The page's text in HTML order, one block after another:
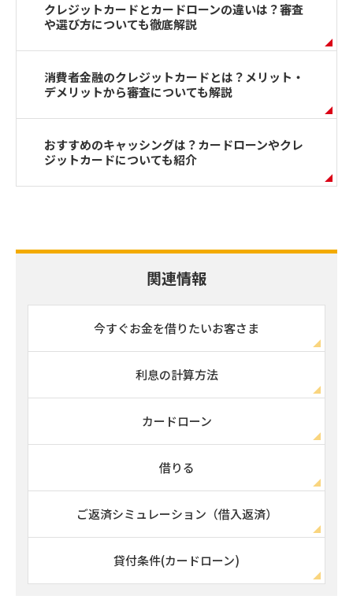
クレジットカードとカードローンの違いは？審査
や選び方についても徹底解説
消費者金融のクレジットカードとは？メリット・
デメリットから審査についても解説
おすすめのキャッシングは？カードローンやクレ
ジットカードについても紹介
関連情報
今すぐお金を借りたいお客さま
利息の計算方法
カードローン
借りる
ご返済シミュレーション（借入返済）
貸付条件(カードローン)